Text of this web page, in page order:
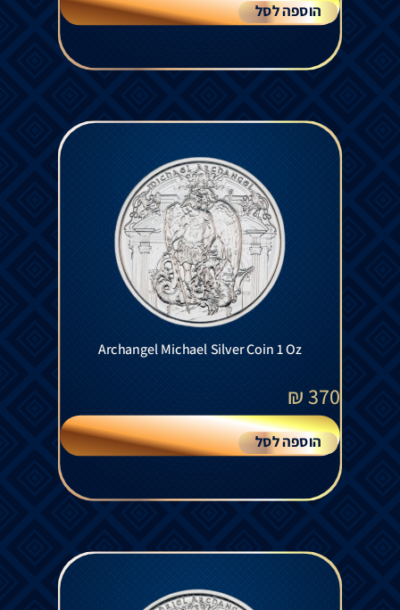
הוספה לסל
Archangel Michael Silver Coin 1 Oz
370
₪
הוספה לסל